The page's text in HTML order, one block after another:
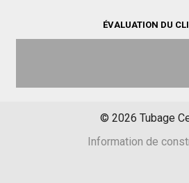
ÉVALUATION DU
© 2026 Tubage
Information de